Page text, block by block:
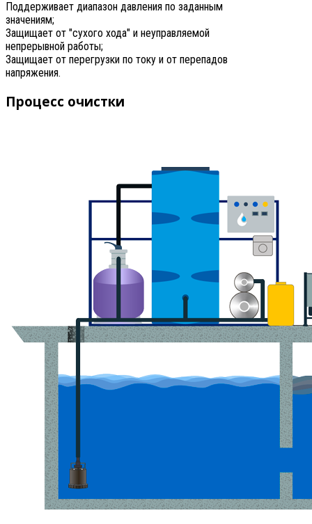
Поддерживает диапазон давления по заданным
значениям;
Защищает от "сухого хода" и неуправляемой
непрерывной работы;
Защищает от перегрузки по току и от перепадов
напряжения.
Процесс очистки